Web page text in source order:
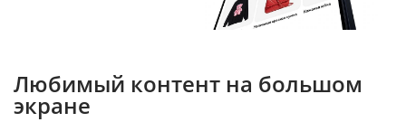
Любимый контент на большом
экране